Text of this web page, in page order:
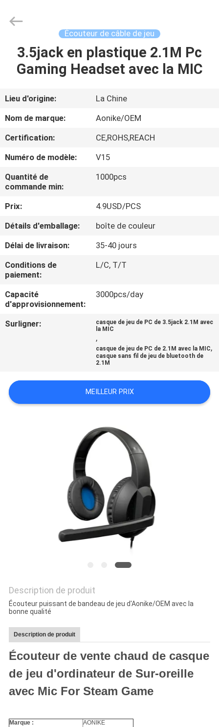
MAISON
AU
SUJET
NOUS
D'USINE
CONTRÔLE
DE
QUALITÉ
CONTACTEZ-
NOUS
CITATION
Electronics
Co,ltd.
Reserved.
Écouteur de câble de jeu
3.5jack en plastique 2.1M Pc
Gaming Headset avec la MIC
Lieu d'origine:
La Chine
Nom de marque:
Aonike/OEM
Certification:
CE,ROHS,REACH
Numéro de modèle:
V15
Quantité de
commande min:
1000pcs
Prix:
4.9USD/PCS
Détails d'emballage:
boîte de couleur
Délai de livraison:
35-40 jours
Conditions de
paiement:
L/C, T/T
Capacité
d'approvisionnement:
3000pcs/day
Surligner:
casque de jeu de PC de 3.5jack 2.1M avec
la MIC
,
casque de jeu de PC de 2.1M avec la MIC,
casque sans fil de jeu de bluetooth de
2.1M
MEILLEUR PRIX
Description de produit
Écouteur puissant de bandeau de jeu d'Aonike/OEM avec la
bonne qualité
Description de produit
Écouteur de vente chaud de casque
de jeu d'ordinateur de Sur-oreille
avec Mic For Steam Game
Marque : AONIKE